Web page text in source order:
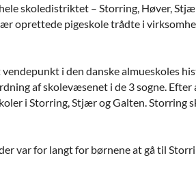
skoledistriktet – Storring, Høver,
oprettede pigeskole trådte i
i den danske almueskoles
af skolevæsenet i de 3 sogne.
i Storring, Stjær og Galten. Storring
var for langt for børnene at gå til